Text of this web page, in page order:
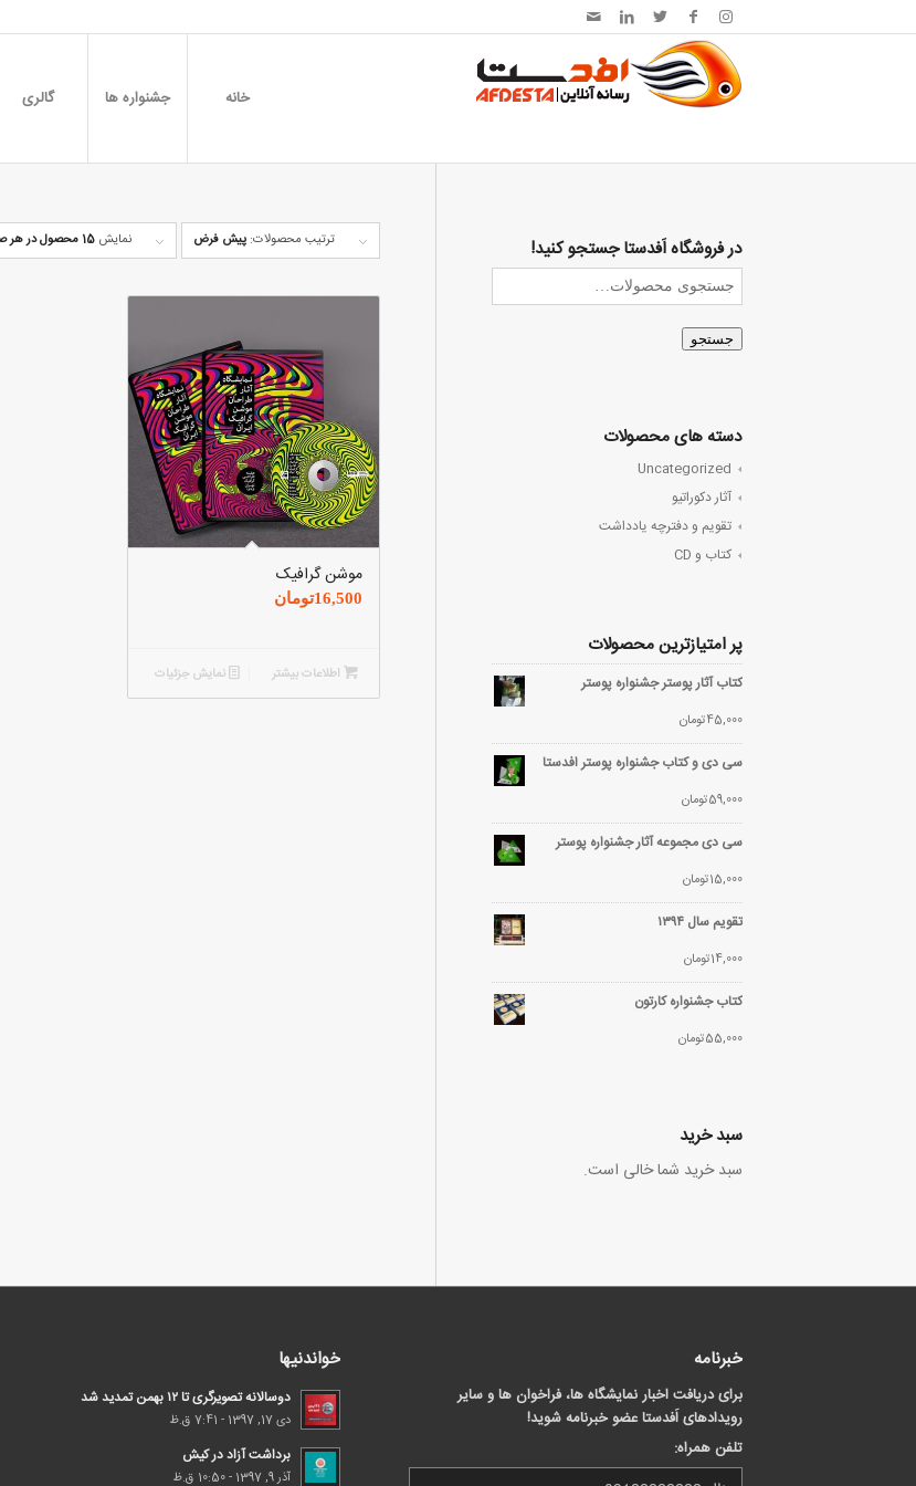
خانه جشنواره ها گالری
ترتیب محصولات:پیش فرض نمایش15 محصول در هر صفحه
موشن گرافیک
16,500تومان
اطلاعات بیشتر نمایش جزئیات
در فروشگاه اَفدستا جستجو کنید!
جستجو
دسته های محصولات
Uncategorized
آثار دکوراتیو
تقویم و دفترچه یادداشت
کتاب و CD
پر امتیازترین محصولات
کتاب آثار پوستر جشنواره پوستر
45,000تومان
سی دی و کتاب جشنواره پوستر افدستا
59,000تومان
سی دی مجموعه آثار جشنواره پوستر
15,000تومان
تقویم سال ۱۳۹۴
14,000تومان
کتاب جشنواره کارتون
55,000تومان
سبد خرید
سبد خرید شما خالی است.
خبرنامه
برای دریافت اخبار نمایشگاه ها، فراخوان ها و سایر
رویدادهای اَفدستا عضو خبرنامه شوید!
تلفن همراه:
خواندنیها
دوسالانه تصویرگری تا ۱۲ بهمن تمدید شد
دی 17, 1397 - 7:41 ق.ظ
برداشت آزاد در کیش
آذر 9, 1397 - 10:50 ق.ظ